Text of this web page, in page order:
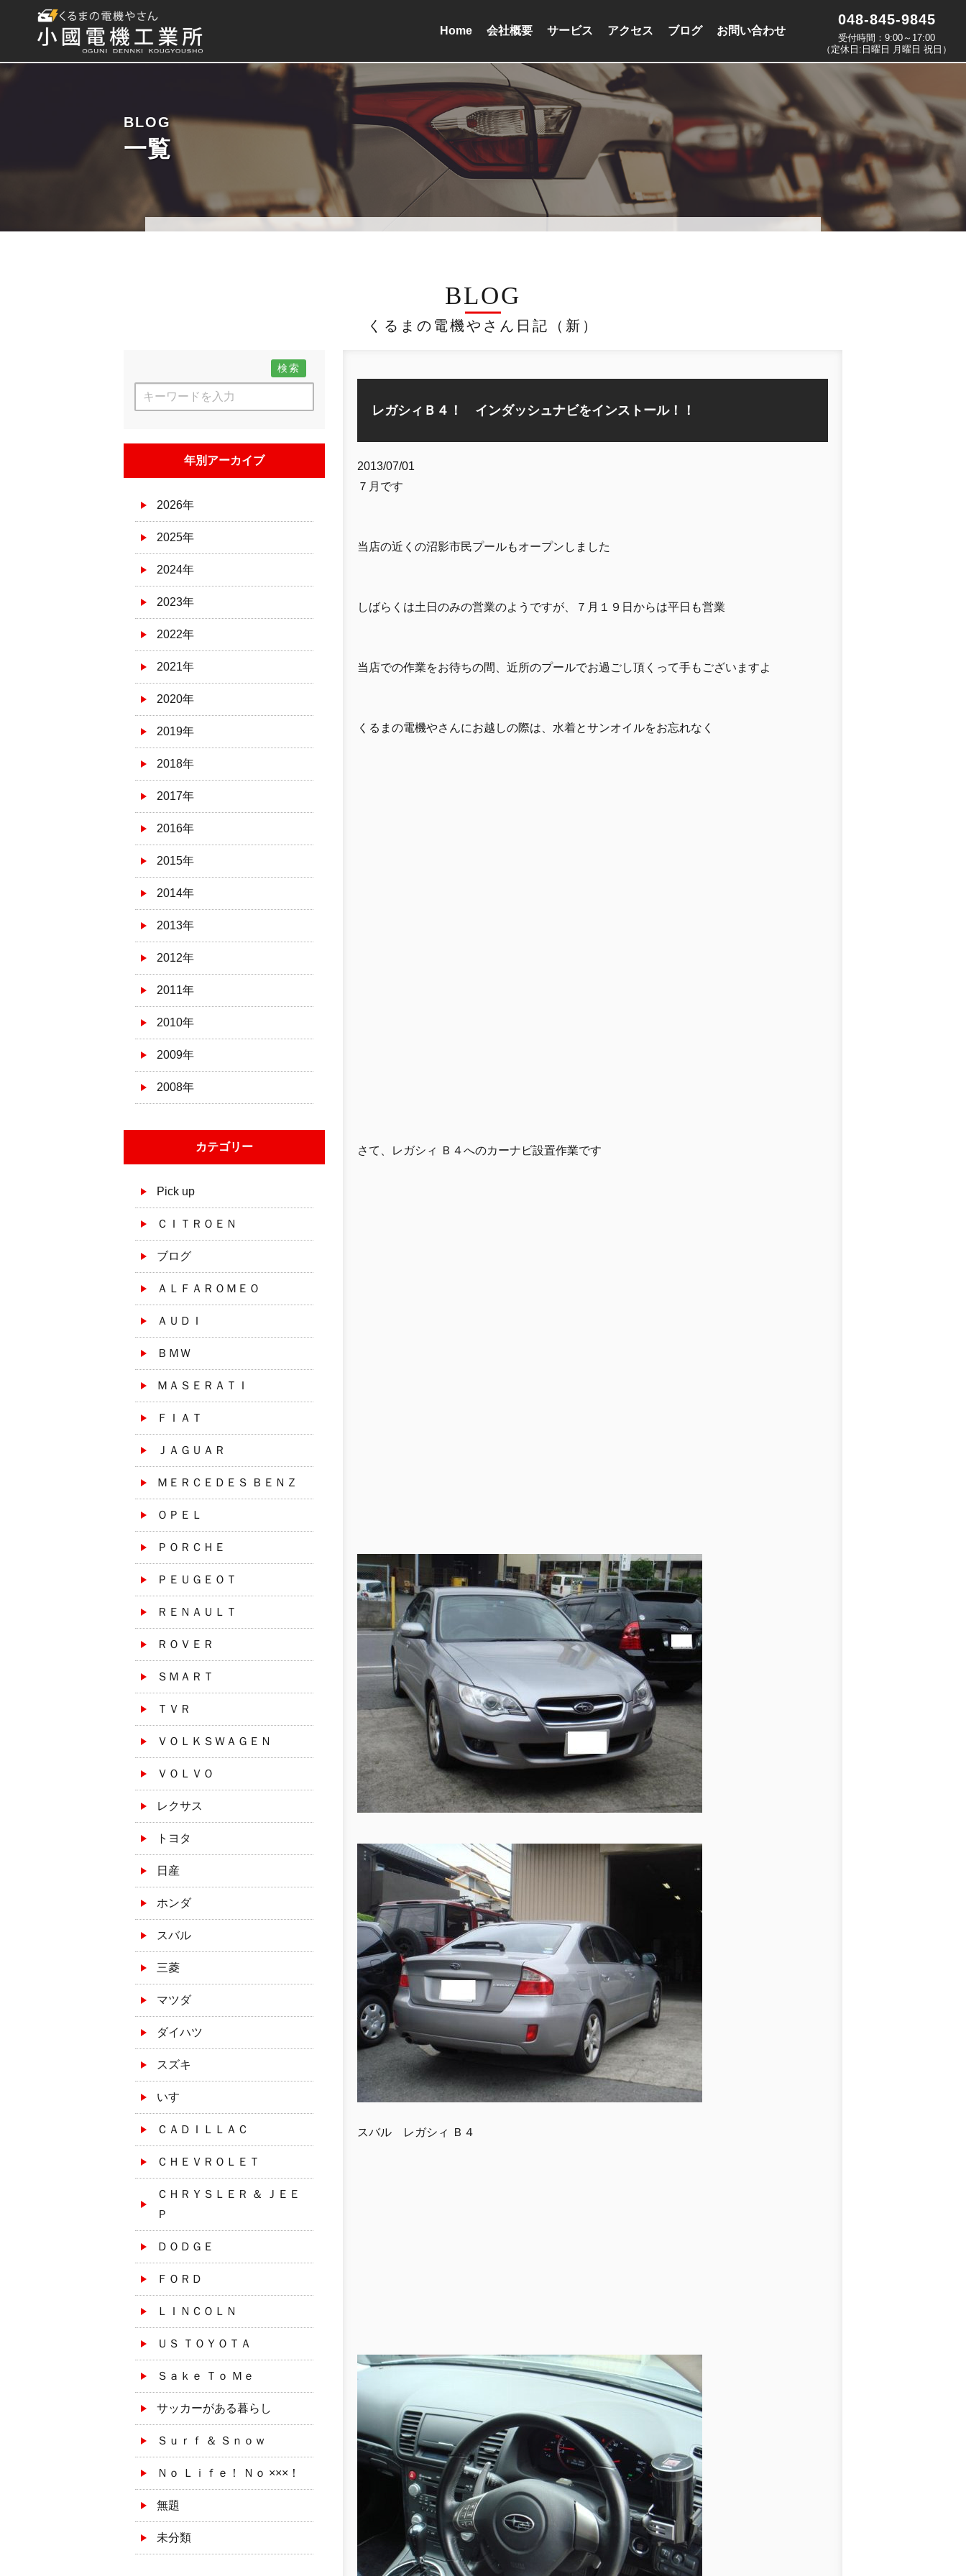
Home 会社概要 サービス アクセス ブログ お問い合わせ
048-845-9845
受付時間：9:00～17:00
（定休日:日曜日 月曜日 祝日）
BLOG
一覧
BLOG
くるまの電機やさん日記（新）
検索
年別アーカイブ
2026年
2025年
2024年
2023年
2022年
2021年
2020年
2019年
2018年
2017年
2016年
2015年
2014年
2013年
2012年
2011年
2010年
2009年
2008年
カテゴリー
Pick up
ＣＩＴＲＯＥＮ
ブログ
ＡＬＦＡＲＯＭＥＯ
ＡＵＤＩ
ＢＭＷ
ＭＡＳＥＲＡＴＩ
ＦＩＡＴ
ＪＡＧＵＡＲ
ＭＥＲＣＥＤＥＳ ＢＥＮＺ
ＯＰＥＬ
ＰＯＲＣＨＥ
ＰＥＵＧＥＯＴ
ＲＥＮＡＵＬＴ
ＲＯＶＥＲ
ＳＭＡＲＴ
ＴＶＲ
ＶＯＬＫＳＷＡＧＥＮ
ＶＯＬＶＯ
レクサス
トヨタ
日産
ホンダ
スバル
三菱
マツダ
ダイハツ
スズキ
いすゞ
ＣＡＤＩＬＬＡＣ
ＣＨＥＶＲＯＬＥＴ
ＣＨＲＹＳＬＥＲ ＆ ＪＥＥ
Ｐ
ＤＯＤＧＥ
ＦＯＲＤ
ＬＩＮＣＯＬＮ
ＵＳ ＴＯＹＯＴＡ
Ｓａｋｅ Ｔｏ Ｍｅ
サッカーがある暮らし
Ｓｕｒｆ ＆ Ｓｎｏｗ
Ｎｏ Ｌｉｆｅ！ Ｎｏ ×××！
無題
未分類
レガシィＢ４！ インダッシュナビをインストール！！
2013/07/01
７月です
当店の近くの沼影市民プールもオープンしました
しばらくは土日のみの営業のようですが、７月１９日からは平日も営業
当店での作業をお待ちの間、近所のプールでお過ごし頂くって手もございますよ
くるまの電機やさんにお越しの際は、水着とサンオイルをお忘れなく
さて、レガシィ Ｂ４へのカーナビ設置作業です
スバル レガシィ Ｂ４